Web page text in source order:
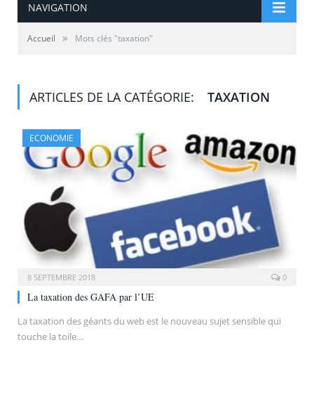
NAVIGATION
Accueil » Mots clés "taxation"
ARTICLES DE LA CATÉGORIE: TAXATION
ECONOMIE
8 SEPTEMBRE 2018 0
La taxation des GAFA par l’UE
La taxation des géants du web est le nouveau sujet sensible qui
touche la toile…